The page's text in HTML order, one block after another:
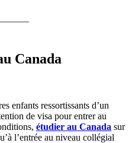
Canada
enfants ressortissants d’un
de visa pour entrer au
étudier au Canada sur
l’entrée au niveau collégial